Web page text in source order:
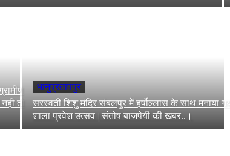
तो
भानुप्रतापपुर
सरस्वती शिशु मंदिर संबलपुर में हर्षोल्लास के साथ मनाया गया
शाला प्रवेश उत्सव।संतोष बाजपेयी की खबर..।